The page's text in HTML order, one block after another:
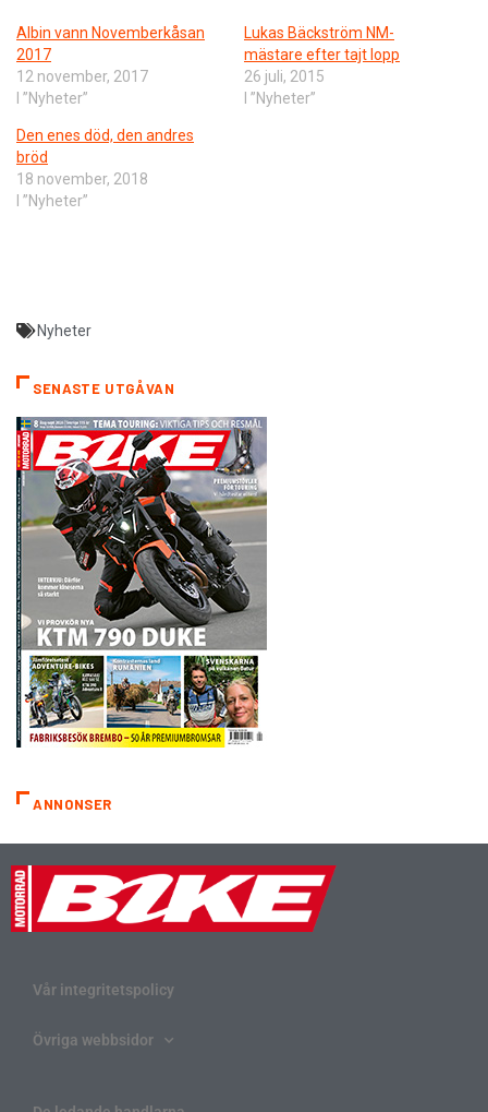
Albin vann Novemberkåsan
2017
12 november, 2017
I ”Nyheter”
Lukas Bäckström NM-
mästare efter tajt lopp
26 juli, 2015
I ”Nyheter”
Den enes död, den andres
bröd
18 november, 2018
I ”Nyheter”
Nyheter
SENASTE UTGÅVAN
ANNONSER
Vår integritetspolicy
Övriga webbsidor